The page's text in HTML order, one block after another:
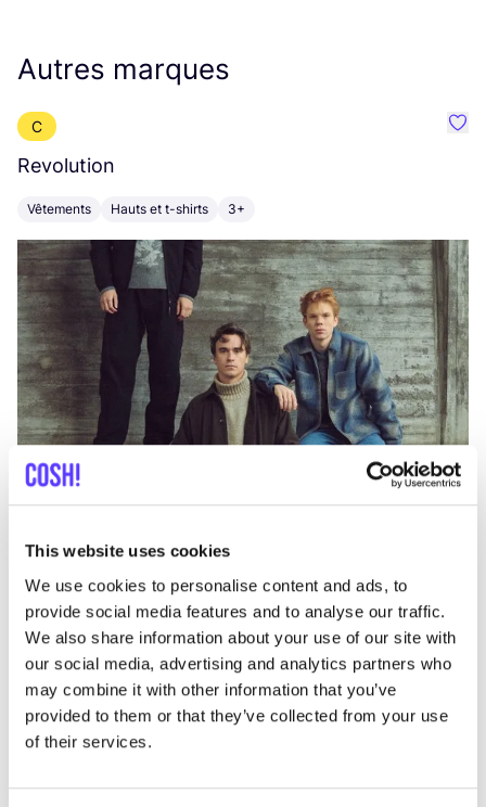
This website uses cookies
We use cookies to personalise content and ads, to
provide social media features and to analyse our traffic.
We also share information about your use of our site with
our social media, advertising and analytics partners who
may combine it with other information that you’ve
provided to them or that they’ve collected from your use
of their services.
Autres marques
C
Revolution
Vêtements Hauts et t-shirts 3+